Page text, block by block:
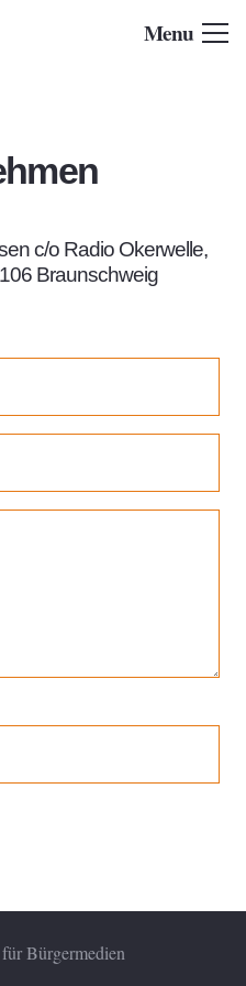
Menu
c/o Radio Okerwelle,
Braunschweig
Bürgermedien